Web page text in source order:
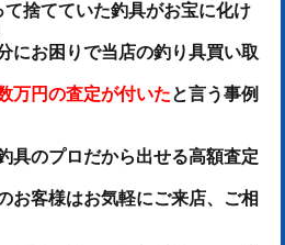
捨てていた釣具がお宝に化け
にお困りで当店の釣り具買い取
万円の査定が付いたと言う事例
具のプロだから出せる高額査定
お客様はお気軽にご来店、ご相